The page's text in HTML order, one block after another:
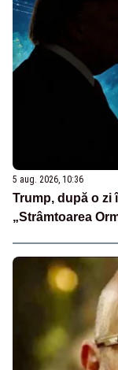
5 aug. 2026, 10:36
Trump, după o zi
„Strâmtoarea